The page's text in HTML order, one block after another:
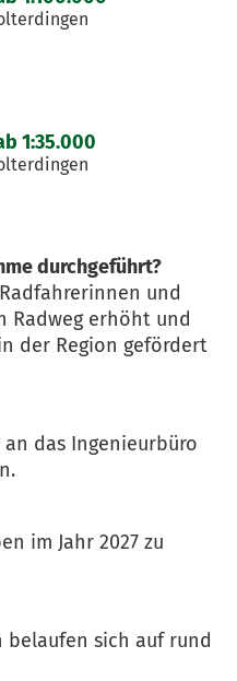
1:35.000
durchgeführt?
und
Radweg erhöht und
der Region gefördert
das Ingenieurbüro
im Jahr 2027 zu
belaufen sich auf rund